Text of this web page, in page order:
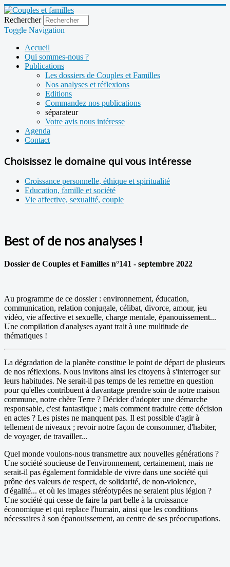
Rechercher
Toggle Navigation
Accueil
Qui sommes-nous ?
Publications
Les dossiers de Couples et Familles
Nos analyses et réflexions
Editions
Commandez nos publications
séparateur
Votre avis nous intéresse
Agenda
Contact
Choisissez le domaine qui vous intéresse
Croissance personnelle, éthique et spiritualité
Education, famille et société
Vie affective, sexualité, couple
Best of de nos analyses !
Dossier de Couples et Familles n°141 - septembre 2022
Au programme de ce dossier : environnement, éducation,
communication, relation conjugale, célibat, divorce, amour, jeu
vidéo, vie affective et sexuelle, charge mentale, épanouissement...
Une compilation d'analyses ayant trait à une multitude de
thématiques !
La dégradation de la planète constitue le point de départ de plusieurs
de nos réflexions. Nous invitons ainsi les citoyens à s'interroger sur
leurs habitudes. Ne serait-il pas temps de les remettre en question
pour qu'elles contribuent à davantage prendre soin de notre maison
commune, notre chère Terre ? Décider d'adopter une démarche
responsable, c'est fantastique ; mais comment traduire cette décision
en actes ? Les pistes ne manquent pas. Il est possible d'agir à
tellement de niveaux ; revoir notre façon de consommer, d'habiter,
de voyager, de travailler...
Quel monde voulons-nous transmettre aux nouvelles générations ?
Une société soucieuse de l'environnement, certainement, mais ne
serait-il pas également formidable de vivre dans une société qui
prône des valeurs de respect, de solidarité, de non-violence,
d'égalité... et où les images stéréotypées ne seraient plus légion ?
Une société qui cesse de faire la part belle à la croissance
économique et qui replace l'humain, ainsi que les conditions
nécessaires à son épanouissement, au centre de ses préoccupations.